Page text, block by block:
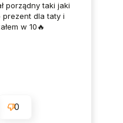
porządny taki jaki
prezent dla taty i
w 10🔥
0